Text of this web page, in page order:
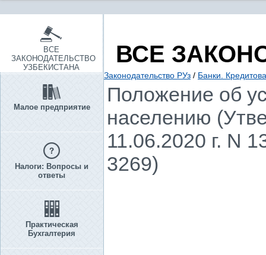
ВСЕ
ЗАКОНОДАТЕЛЬСТВО
УЗБЕКИСТАНА
Малое предприятие
Налоги: Вопросы и
ответы
Практическая
Бухгалтерия
ВСЕ
Законодательство РУз / Банки.
Положение об
населению
11.06.2020 г. N
3269)